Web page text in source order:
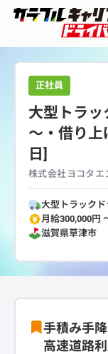
正社員
大型トラッ
～・借り
日]
株式会社ヨコタエ
大型トラック
月給300,000円
滋賀県草津市
手積み手
高速道路